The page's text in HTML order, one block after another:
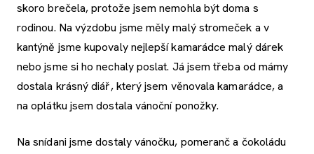
skoro brečela, protože jsem nemohla být doma s
rodinou. Na výzdobu jsme měly malý stromeček a v
kantýně jsme kupovaly nejlepší kamarádce malý dárek
nebo jsme si ho nechaly poslat. Já jsem třeba od mámy
dostala krásný diář, který jsem věnovala kamarádce, a
na oplátku jsem dostala vánoční ponožky.
Na snídani jsme dostaly vánočku, pomeranč a čokoládu